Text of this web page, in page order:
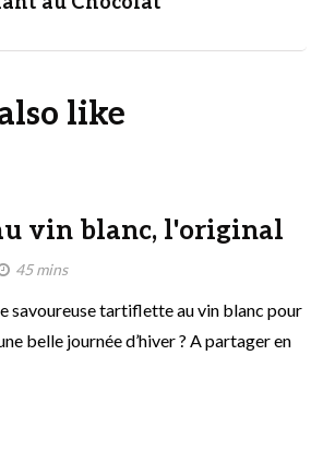
like
vin blanc, l'original
45 mins
savoureuse tartiflette au vin blanc pour
belle journée d’hiver ? A partager en